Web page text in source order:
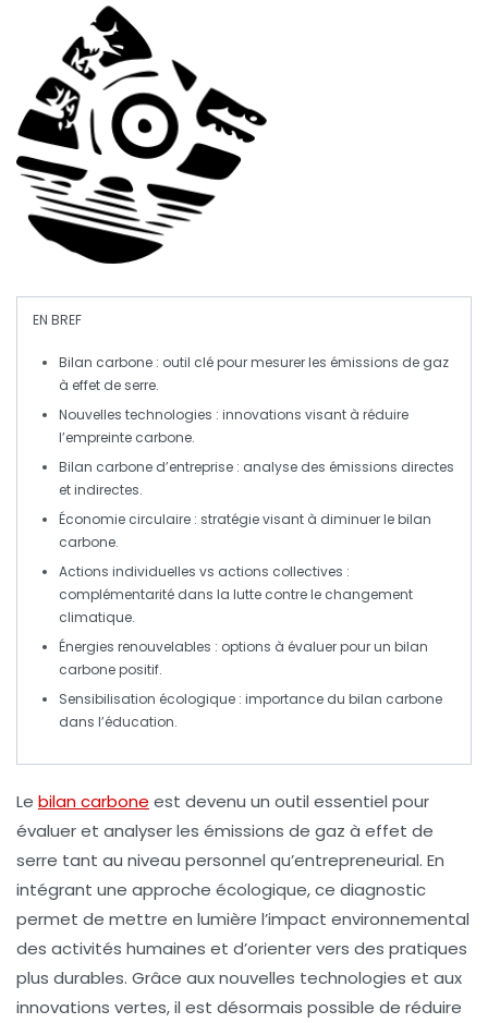
EN BREF
Bilan carbone : outil clé pour mesurer les émissions de gaz
à effet de serre.
Nouvelles technologies : innovations visant à réduire
l’empreinte carbone.
Bilan carbone d’entreprise : analyse des émissions directes
et indirectes.
Économie circulaire : stratégie visant à diminuer lebilan
carbone.
Actions individuelles vs actions collectives :
complémentarité dans la lutte contre le changement
climatique.
Énergies renouvelables : options à évaluer pour un bilan
carbone positif.
Sensibilisation écologique : importance du bilan carbone
dans l’éducation.
Le bilan carbone est devenu un outil essentiel pour
évaluer et analyser les émissions de gaz à effet de
serre tant au niveau personnel qu’entrepreneurial. En
intégrant une approche écologique, ce diagnostic
permet de mettre en lumière l’impact environnemental
des activités humaines et d’orienter vers des pratiques
plus durables. Grâce auxnouvelles technologies et aux
innovations vertes, il est désormais possible de réduire